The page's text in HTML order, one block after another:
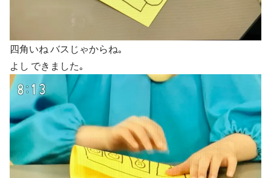
四角いね バスじゃからね｡
よし できました｡